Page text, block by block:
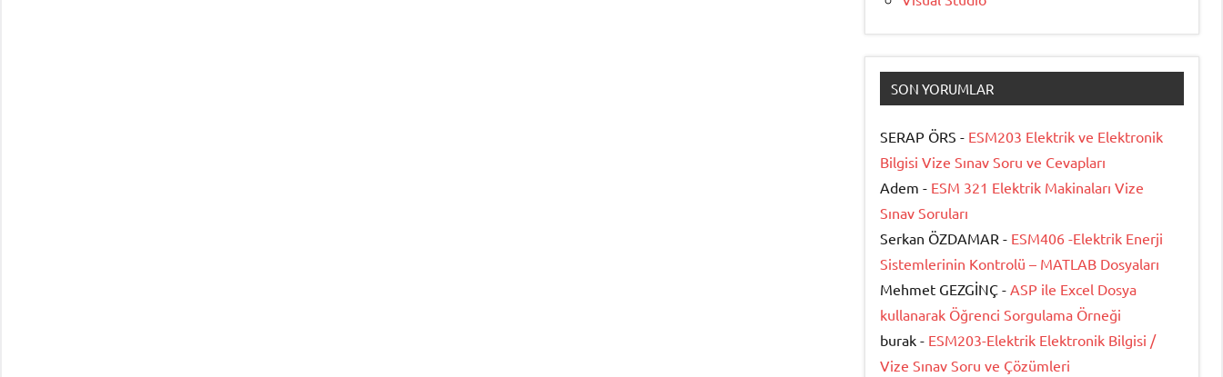
SON YORUMLAR
SERAP ÖRS - ESM203 Elektrik ve Elektronik
Bilgisi Vize Sınav Soru ve Cevapları
Adem - ESM 321 Elektrik Makinaları Vize
Sınav Soruları
Serkan ÖZDAMAR - ESM406 -Elektrik Enerji
Sistemlerinin Kontrolü – MATLAB Dosyaları
Mehmet GEZGİNÇ - ASP ile Excel Dosya
kullanarak Öğrenci Sorgulama Örneği
burak - ESM203-Elektrik Elektronik Bilgisi /
Vize Sınav Soru ve Çözümleri